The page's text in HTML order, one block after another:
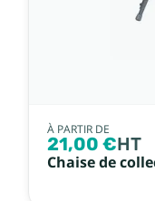
À PARTIR DE
21,00 €HT
Chaise de